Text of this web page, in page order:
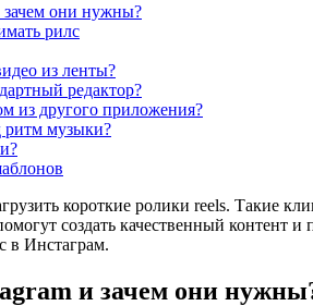
зачем они нужны?
рилс
из ленты?
редактор?
из другого приложения?
ритм музыки?
короткие ролики reels. Такие
создать качественный контент
в Инстаграм.
и зачем они